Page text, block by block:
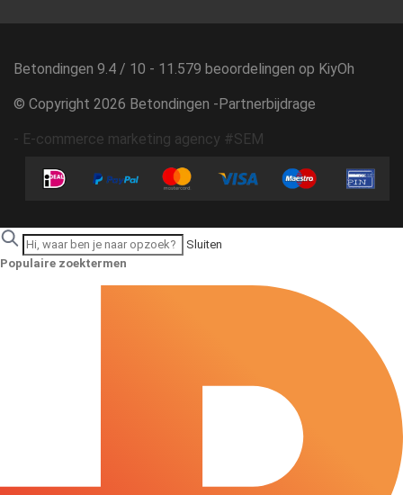
Betondingen 9.4 / 10 - 11.579 beoordelingen op KiyOh
© Copyright 2026 Betondingen -Partnerbijdrage
- E-commerce marketing agency #SEM
Sluiten
Populaire zoektermen